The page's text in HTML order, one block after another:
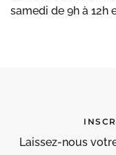
samedi de 9h à 12h
Laissez-nous